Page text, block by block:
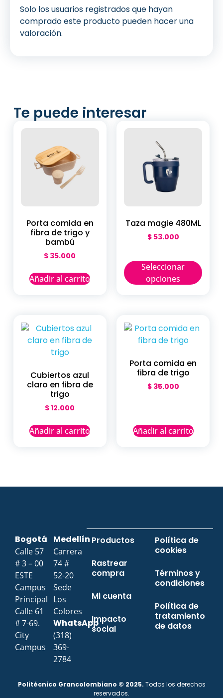
Solo los usuarios registrados que hayan
comprado este producto pueden hacer una
valoración.
Te puede interesar
Porta comida en
fibra de trigo y
bambú
$ 35.000
Añadir al carrito
Taza magie 480ML
$53.000
Seleccionar
opciones
Cubiertos azul
claro en fibra de
trigo
$12.000
Añadir al carrito
Porta comida en
fibra de trigo
$35.000
Añadir al carrito
Bogotá
Calle 57
# 3 – 00
ESTE
Campus
Principal
Calle 61
# 7-69.
City
Campus
Medellín
Carrera
74 #
52-20
Sede
Los
Colores
WhatsApp
(318)
369-
2784
Productos
Rastrear
compra
Mi cuenta
Impacto
social
Política de
cookies
Términos y
condiciones
Política de
tratamiento
de datos
Politécnico Grancolombiano © 2025. Todos los derechos
reservados.